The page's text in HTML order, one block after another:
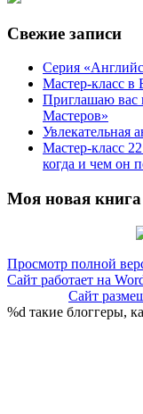
Свежие записи
Серия
Мастер-класс в
Приглашаю вас
Мастеров»
Увлекательная
Мастер-класс
когда и чем он
Моя новая книга
Просмотр полной
Сайт работает на
Сайт
%d такие блоггеры,